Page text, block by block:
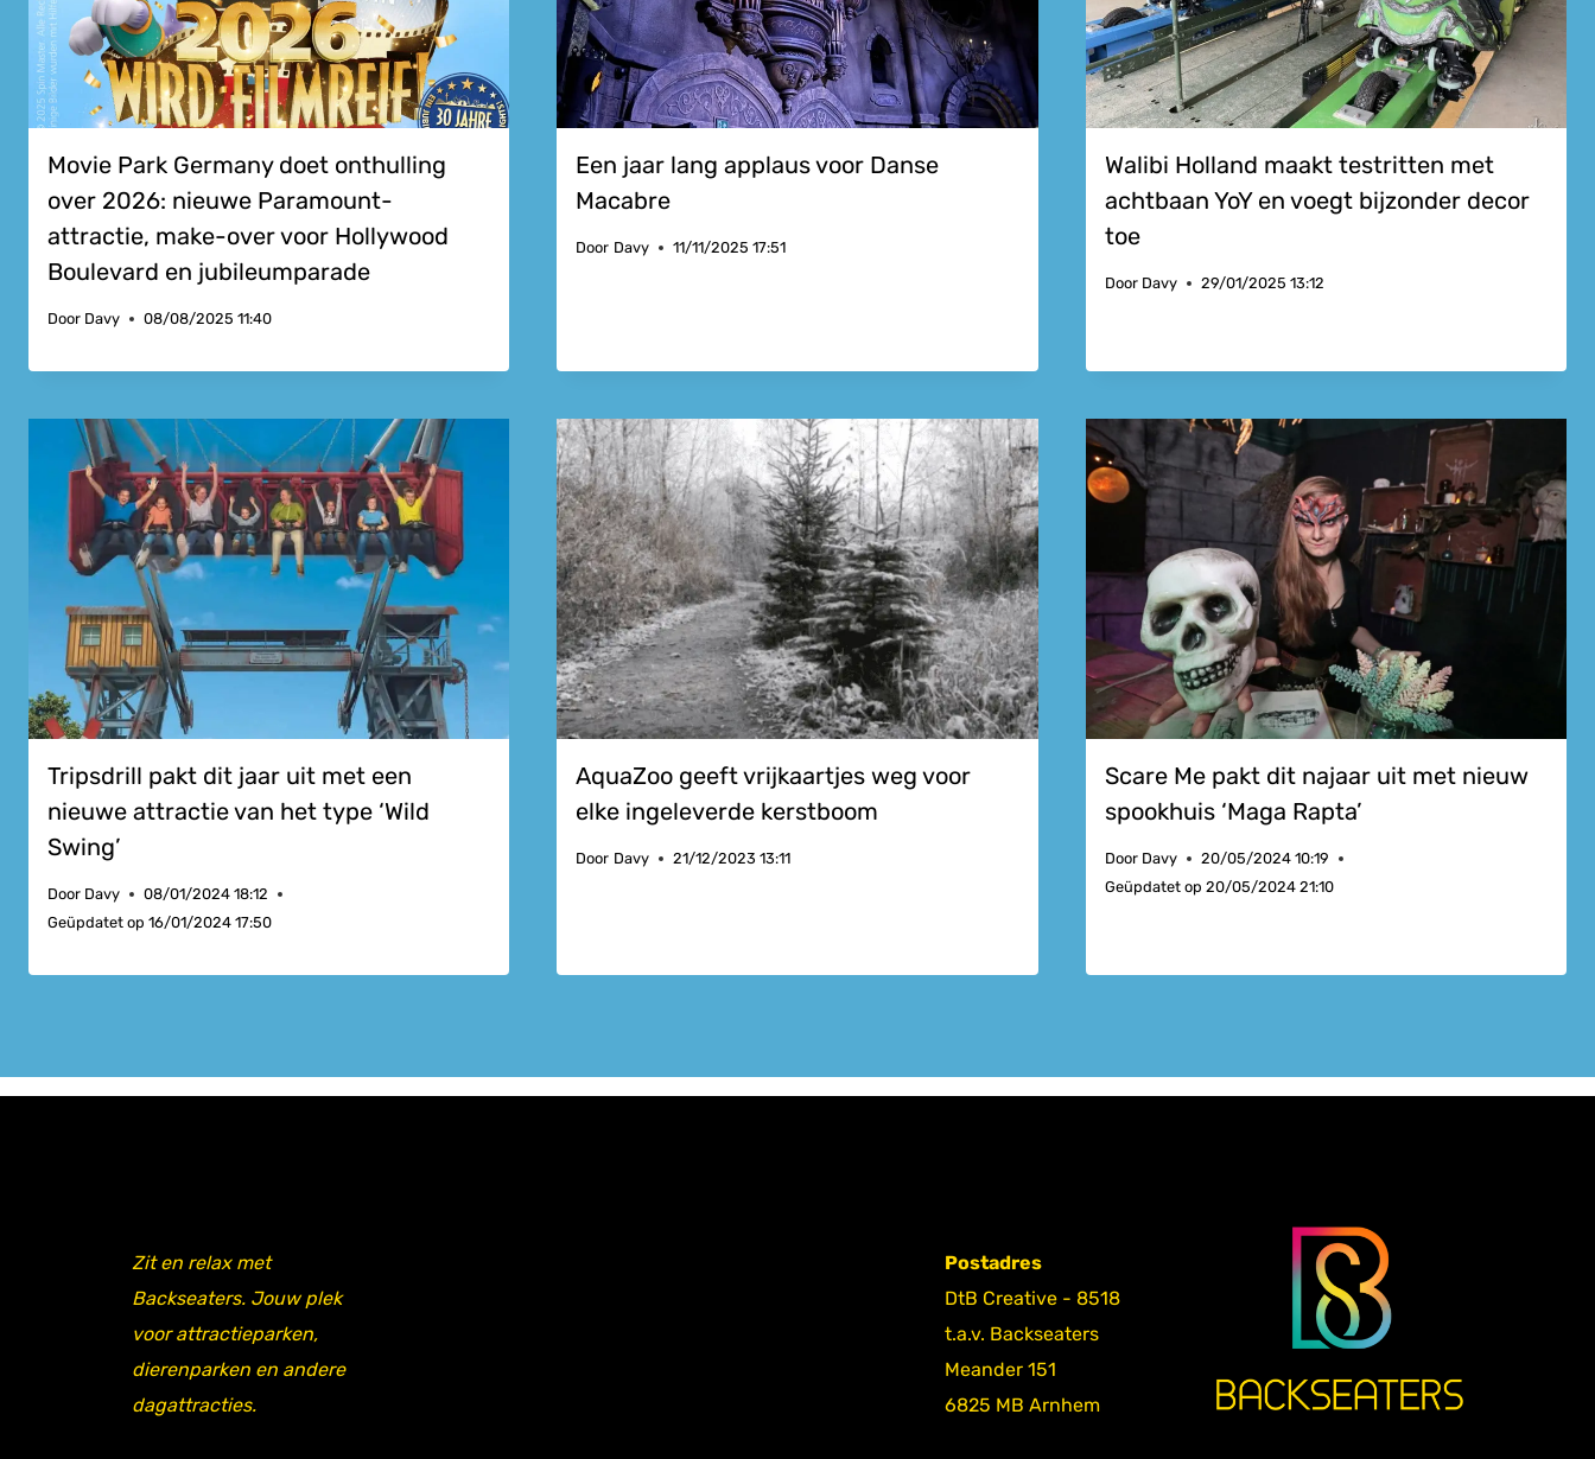
Movie Park Germany doet onthulling
over 2026: nieuwe Paramount-
attractie, make-over voor Hollywood
Boulevard en jubileumparade
Door Davy 08/08/2025 11:40
Een jaar lang applaus voor Danse
Macabre
Door Davy 11/11/2025 17:51
Walibi Holland maakt testritten met
achtbaan YoY en voegt bijzonder decor
toe
Door Davy 29/01/2025 13:12
Tripsdrill pakt dit jaar uit met een
nieuwe attractie van het type ‘Wild
Swing’
Door Davy
08/01/2024 18:12
Geüpdatet op 16/01/2024 17:50
AquaZoo geeft vrijkaartjes weg voor
elke ingeleverde kerstboom
Door Davy 21/12/2023 13:11
Scare Me pakt dit najaar uit met nieuw
spookhuis ‘Maga Rapta’
Door Davy
20/05/2024 10:19
Geüpdatet op 20/05/2024 21:10
Zit en relax met
Backseaters. Jouw plek
voor attractieparken,
dierenparken en andere
dagattracties.
Postadres
DtB Creative - 8518
t.a.v. Backseaters
Meander 151
6825 MB Arnhem